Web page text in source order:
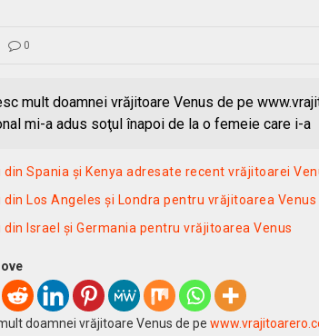
0
mult doamnei vrăjitoare Venus de pe
mi-a adus soţul înapoi de la o femeie care i-a
din Spania și Kenya adresate recent vrăjitoarei
din Los Angeles și Londra pentru vrăjitoarea Venus
din Israel și Germania pentru vrăjitoarea Venus
doamnei vrăjitoare Venus de pe